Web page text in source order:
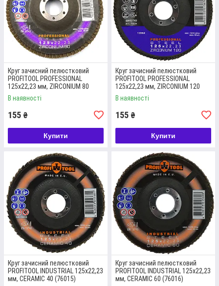
Даний шліфувальний круг може застосовуватись для
обробки корозійностійкої сталі, кислостійкої сталі,
високоміцної сталі, листового металу, конструкційної сталі,
інструментальної сталі, кольорових і чорних металів,
сплавів, деревини, склопластику, шпаклівки та лаків.
Докладніше
Круг зачисний пелюстковий
PROFITOOL PROFESSIONAL
125x22,23 мм, ZIRCONIUM 80
(76013)
В наявності
155 ₴
Купити
Круг зачисний пелюстковий
PROFITOOL PROFESSIONAL
125x22,23 мм, ZIRCONIUM 120
(76014)
В наявності
155 ₴
Купити
Круг зачисний пелюстковий
PROFITOOL INDUSTRIAL 125x22,23
мм, CERAMIC 40 (76015)
Круг зачисний пелюстковий
PROFITOOL INDUSTRIAL 125x22,23
мм, CERAMIC 60 (76016)